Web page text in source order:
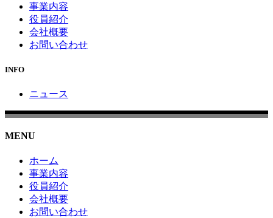
事業内容
役員紹介
会社概要
お問い合わせ
INFO
ニュース
MENU
ホーム
事業内容
役員紹介
会社概要
お問い合わせ